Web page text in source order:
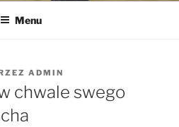
Menu
ADMIN
chwale swego